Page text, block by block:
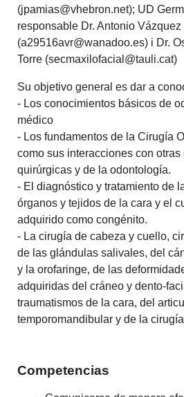
(jpamias@vhebron.net); UD
responsable Dr. Antonio
(a29516avr@wanadoo.es) i Dr.
Torre (secmaxilofacial@tauli.cat)
Su objetivo general es dar a
- Los conocimientos básicos de
médico
- Los fundamentos de la Cirugía
como sus interacciones con
quirúrgicas y de la odontología.
- El diagnóstico y tratamiento de
órganos y tejidos de la cara y el
adquirido como congénito.
- La cirugía de cabeza y cuello,
de las glándulas salivales, del
y la orofaringe, de las
adquiridas del cráneo y dento-
traumatismos de la cara, del
temporomandibular y de la
Competencias